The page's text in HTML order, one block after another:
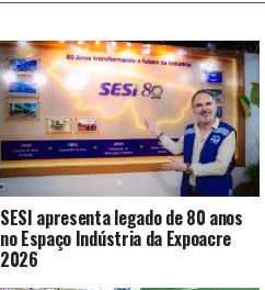
SESI apresenta legado de 80 anos
no Espaço Indústria da Expoacre
2026